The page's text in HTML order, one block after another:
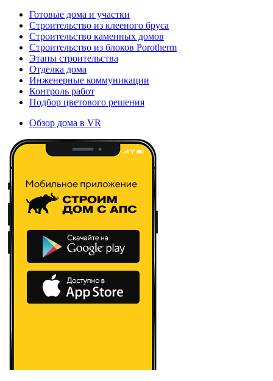
Готовые дома и участки
Строительство из клееного бруса
Строительство каменных домов
Строительство из блоков Porotherm
Этапы строительства
Отделка дома
Инженерные коммуникации
Контроль работ
Подбор цветового решения
Обзор дома в VR